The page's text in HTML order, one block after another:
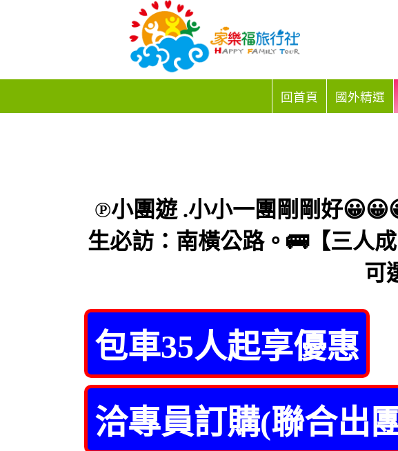
回首頁 國外精選
℗小團遊 .小小一團剛剛好
生必訪：南橫公路。🚌【三人
可
包車35人起享優惠
洽專員訂購(聯合出